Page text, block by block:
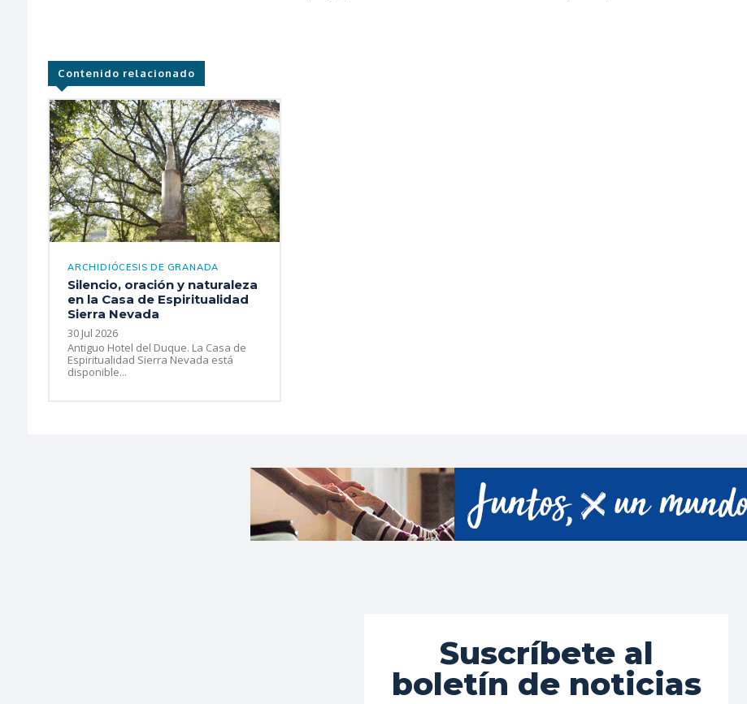
Contenido relacionado
ARCHIDIÓCESIS DE GRANADA
Silencio, oración y naturaleza
en la Casa de Espiritualidad
Sierra Nevada
30 Jul 2026
Antiguo Hotel del Duque. La Casa de
Espiritualidad Sierra Nevada está
disponible...
Suscríbete al
boletín de noticias